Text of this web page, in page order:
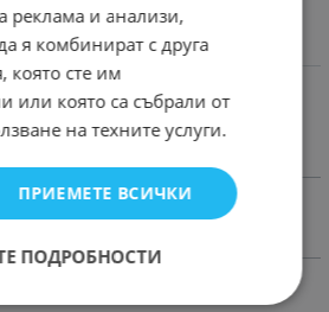
реклама и анализи,
я комбинират с друга
сте им
или която са събрали от
на техните услуги.
ПРИЕМЕТЕ ВСИЧКИ
ПОДРОБНОСТИ